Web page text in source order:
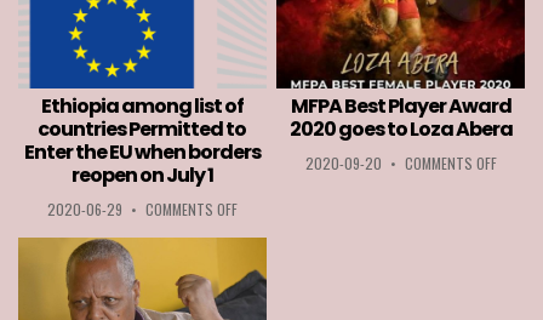
Ethiopia among list of
countries Permitted to
Enter the EU when borders
reopen on July 1
2020-06-29 • COMMENTS OFFON
LIST
OF
MFPA Best Player Award
2020 goes to Loza Abera
2020-09-20 • COMMENTS OFFON